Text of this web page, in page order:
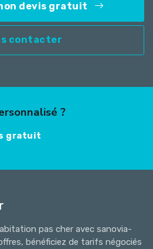
devis gratuit
contacter
?
gratuit
pas cher avec sanovia-
bénéficiez de tarifs négociés